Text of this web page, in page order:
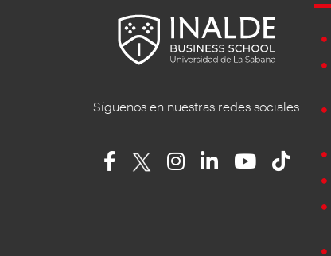
Síguenos en nuestras redes sociales